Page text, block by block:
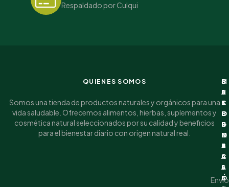
Respaldado por Culqui
QUIENES SOMOS
Somos una tienda de productos naturales y orgánicos para una
vida saludable. Ofrecemos alimentos, hierbas, suplementos y
cosmética natural seleccionados por su calidad y beneficios
para el bienestar diario con origen natural real.
I
N
F
O
R
M
A
C
I
Ó
C
A
T
E
G
O
R
I
A
S
M
I
C
U
E
N
T
A
S
U
S
C
R
I
B
A
S
E